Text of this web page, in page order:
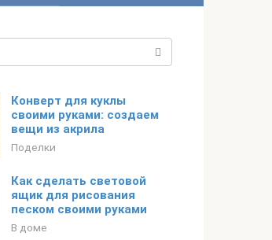
Конверт для куклы
своими руками: создаем
вещи из акрила
Поделки
Как сделать световой
ящик для рисования
песком своими руками
В доме